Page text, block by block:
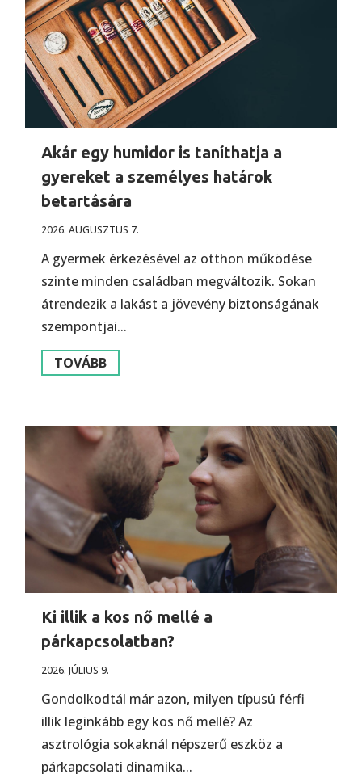
Akár egy humidor is taníthatja a
gyereket a személyes határok
betartására
2026. AUGUSZTUS 7.
A gyermek érkezésével az otthon működése
szinte minden családban megváltozik. Sokan
átrendezik a lakást a jövevény biztonságának
szempontjai...
TOVÁBB
Ki illik a kos nő mellé a
párkapcsolatban?
2026. JÚLIUS 9.
Gondolkodtál már azon, milyen típusú férfi
illik leginkább egy kos nő mellé? Az
asztrológia sokaknál népszerű eszköz a
párkapcsolati dinamika...